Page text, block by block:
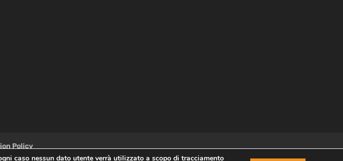
Policy
caso nessun dato utente verrà utilizzato a scopo di tracciamento